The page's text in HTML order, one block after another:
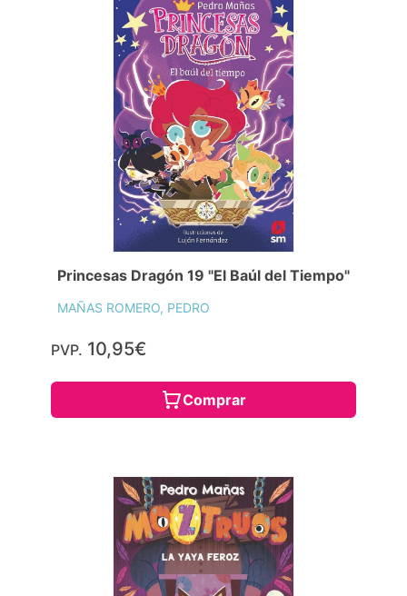
Princesas Dragón 19 "El Baúl del Tiempo"
MAÑAS ROMERO, PEDRO
PVP. 10,95€
Comprar